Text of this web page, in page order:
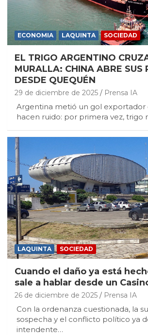
ECONOMIA LAQUINTA SOCIEDAD
EL TRIGO ARGENTINO
MURALLA: CHINA ABRE SUS
DESDE QUEQUÉN
29 de diciembre de 2025 Prensa IA
Argentina metió un gol exportador
hacen ruido: por primera vez, trigo
LAQUINTA SOCIEDAD
Cuando el daño ya está
sale a hablar desde un
26 de diciembre de 2025 Prensa IA
Con la ordenanza cuestionada, la
sospecha y el conflicto político ya
intendente…